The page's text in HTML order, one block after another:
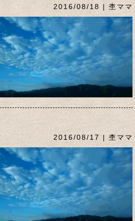
2016/08/18 | 杢ママ
2016/08/17 | 杢ママ